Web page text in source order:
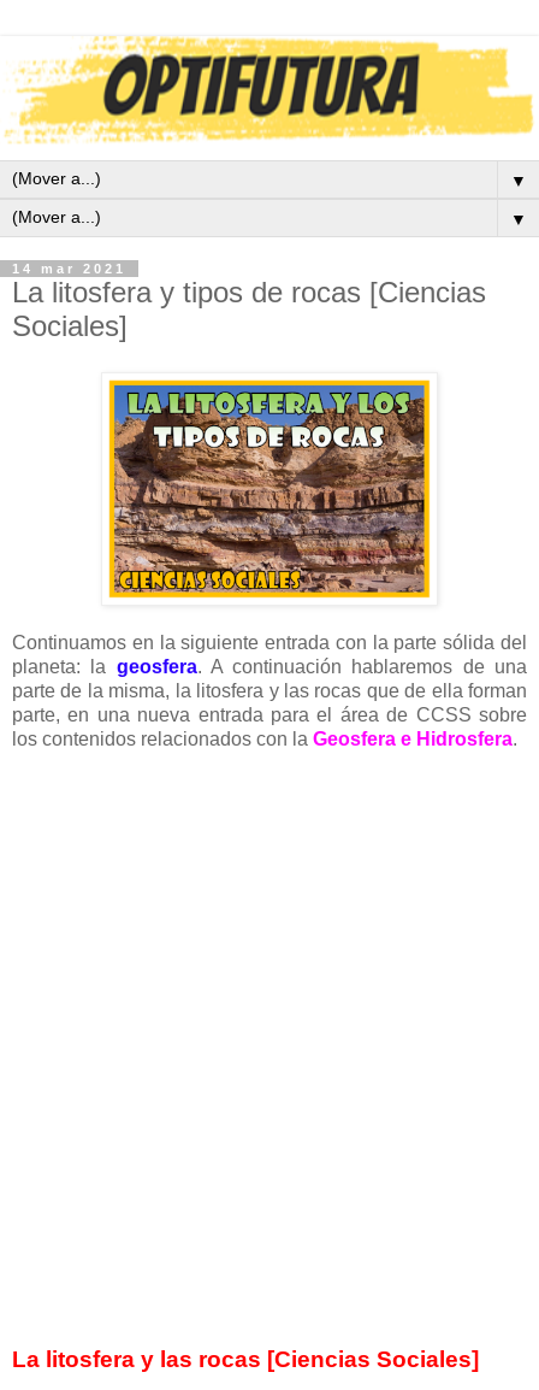
▼
▼
14 mar 2021
La litosfera y tipos de rocas [Ciencias
Sociales]
Continuamos en la siguiente entrada con la parte sólida del
planeta: la geosfera. A continuación hablaremos de una
parte de la misma, la litosfera y las rocas que de ella forman
parte, en una nueva entrada para el área de CCSS sobre
los contenidos relacionados con la Geosfera e Hidrosfera.
La litosfera y las rocas [Ciencias Sociales]